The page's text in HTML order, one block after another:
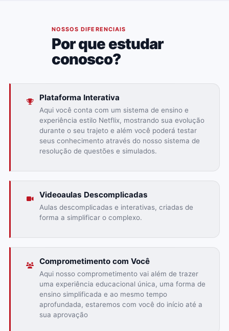
NOSSOS DIFERENCIAIS
Por que estudar
conosco?
Plataforma Interativa
Aqui você conta com um sistema de ensino e
experiência estilo Netflix, mostrando sua evolução
durante o seu trajeto e além você poderá testar
seus conhecimento através do nosso sistema de
resolução de questões e simulados.
Videoaulas Descomplicadas
Aulas descomplicadas e interativas, criadas de
forma a simplificar o complexo.
Comprometimento com Você
Aqui nosso comprometimento vai além de trazer
uma experiência educacional única, uma forma de
ensino simplificada e ao mesmo tempo
aprofundada, estaremos com você do início até a
sua aprovação